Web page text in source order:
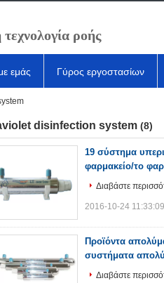
ροής
εμάς Γύρος εργοστασίων
disinfection system (8)
19 σύστημα
φαρμακείο/το
Διαβάστε
2016-10-24 11:33:09
Προϊόντα
συστήματα
Διαβάστε